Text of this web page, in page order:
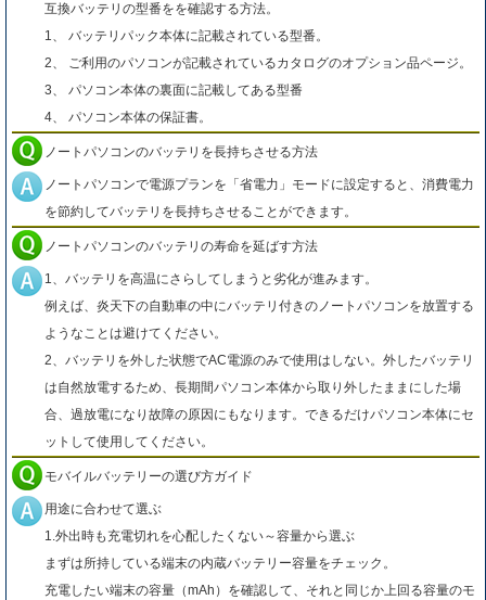
互換バッテリの型番をを確認する方法。
1、 バッテリパック本体に記載されている型番。
2、 ご利用のパソコンが記載されているカタログのオプション品ページ。
3、 パソコン本体の裏面に記載してある型番
4、 パソコン本体の保証書。
ノートパソコンのバッテリを長持ちさせる方法
ノートパソコンで電源プランを「省電力」モードに設定すると、消費電力
を節約してバッテリを長持ちさせることができます。
ノートパソコンのバッテリの寿命を延ばす方法
1、バッテリを高温にさらしてしまうと劣化が進みます。
例えば、炎天下の自動車の中にバッテリ付きのノートパソコンを放置する
ようなことは避けてください。
2、バッテリを外した状態でAC電源のみで使用はしない。外したバッテリ
は自然放電するため、長期間パソコン本体から取り外したままにした場
合、過放電になり故障の原因にもなります。できるだけパソコン本体にセ
ットして使用してください。
モバイルバッテリーの選び方ガイド
用途に合わせて選ぶ
1.外出時も充電切れを心配したくない～容量から選ぶ
まずは所持している端末の内蔵バッテリー容量をチェック。
充電したい端末の容量（mAh）を確認して、それと同じか上回る容量のモ